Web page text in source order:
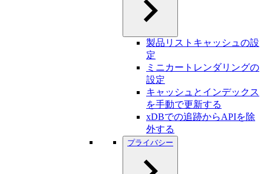
製品リストキャッシュの設
定
ミニカートレンダリングの
設定
キャッシュとインデックス
を手動で更新する
xDBでの追跡からAPIを除
外する
プライバシー